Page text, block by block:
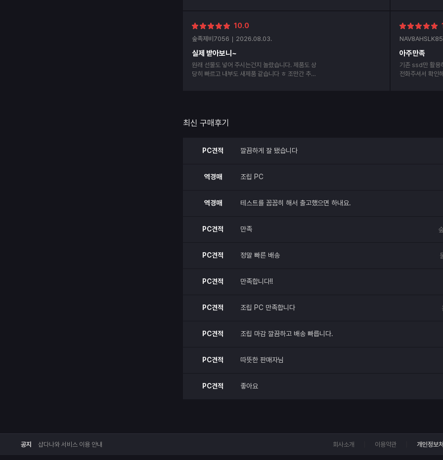
대감동
10.0
숲족제비7056 2026.08.03.
실제 받아보니~
원래 선물도 넣어 주시는건지 놀랐습니다. 제품도 상
당히 빠르고 내부도 새제품 같습니다 ㅎ 조만간 추가
아주만족
기존 ssd만 활용
전화주셔서 확인
최신 구매후기
PC견적 깔끔하게 잘 됐습니다
역경매 조립 PC
역경매 테스트를 꼼꼼히 해서 출고했으면 하내요.
PC견적 만족
PC견적 정말 빠른 배송
PC견적 만족합니다!!
PC견적 조립 PC 만족합니다
PC견적 조립 마감 깔끔하고 배송 빠릅니다.
PC견적 따뜻한 판매자님
PC견적 좋아요
공지 샵다나와 서비스 이용 안내 회사소개 이용약관 개인정보